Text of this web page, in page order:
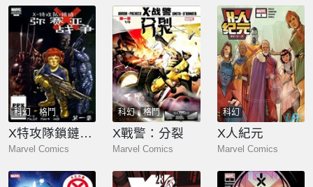
科幻 格鬥
X特攻隊鎖鏈：彌賽亞戰爭
Marvel Comics
科幻 格鬥
X戰警：分裂
Marvel Comics
科幻
X人紀元
Marvel Comics